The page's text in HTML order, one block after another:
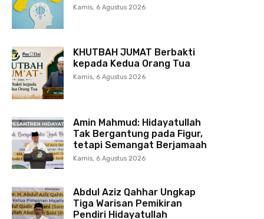
Kamis, 6 Agustus 2026
KHUTBAH JUMAT Berbakti
kepada Kedua Orang Tua
Kamis, 6 Agustus 2026
Amin Mahmud: Hidayatullah
Tak Bergantung pada Figur,
tetapi Semangat Berjamaah
Kamis, 6 Agustus 2026
Abdul Aziz Qahhar Ungkap
Tiga Warisan Pemikiran
Pendiri Hidayatullah